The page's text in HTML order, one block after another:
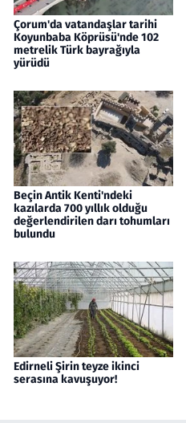
Çorum'da vatandaşlar tarihi
Koyunbaba Köprüsü'nde 102
metrelik Türk bayrağıyla
yürüdü
Beçin Antik Kenti'ndeki
kazılarda 700 yıllık olduğu
değerlendirilen darı tohumları
bulundu
Edirneli Şirin teyze ikinci
serasına kavuşuyor!